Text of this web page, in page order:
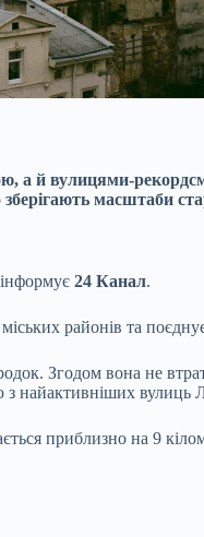
а й вулицями-
масштаби
24 Канал.
районів та
Згодом вона не
з найактивніших вулиць
приблизно на 9